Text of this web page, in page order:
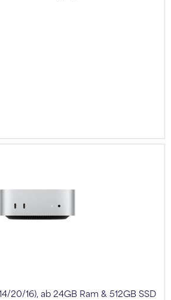
20/16), ab 24GB Ram & 512GB SSD